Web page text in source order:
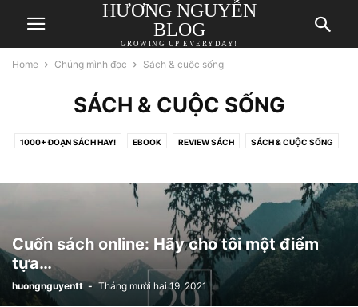
HƯƠNG NGUYỄN
BLOG
GROWING UP EVERYDAY!
Home Chúng mình đọc Sách & cuộc sống
SÁCH & CUỘC SỐNG
1000+ ĐOẠN SÁCH HAY! EBOOK REVIEW SÁCH SÁCH & CUỘC SỐNG
Cuốn sách online: Hãy cho tôi một điểm
tựa…
huongnguyentt - Tháng mười hai 19, 2021